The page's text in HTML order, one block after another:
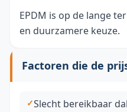
EPDM is op de lange
en duurzamere keuze.
Factoren die de
Slecht bereikbaar